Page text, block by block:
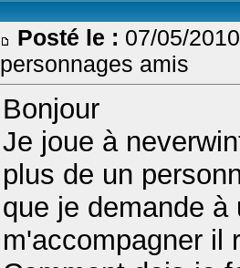
Posté le : 07/05/
personnages amis
Bonjour
Je joue à
plus de un
que je demande à
m'accompagner il